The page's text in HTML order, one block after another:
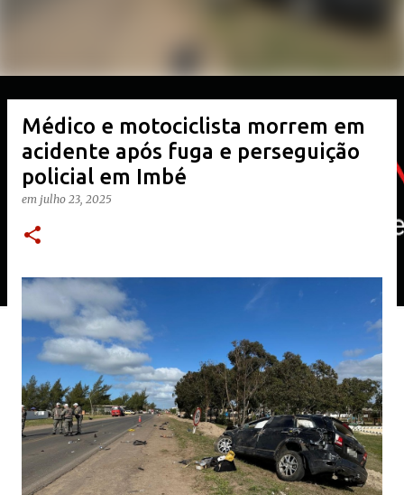
Médico e motociclista morrem em
acidente após fuga e perseguição
policial em Imbé
em julho 23, 2025